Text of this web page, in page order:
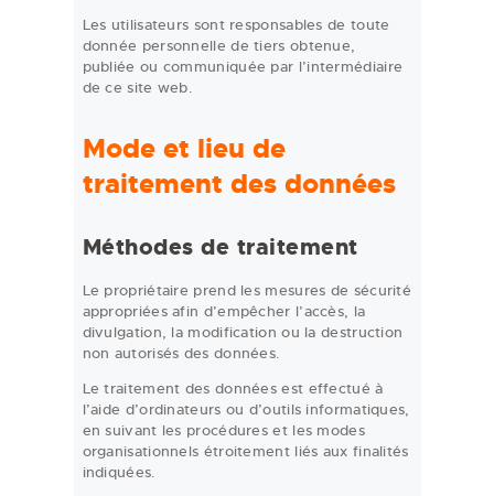
Les utilisateurs sont responsables de toute
donnée personnelle de tiers obtenue,
publiée ou communiquée par l’intermédiaire
de ce site web.
Mode et lieu de
traitement des données
Méthodes de traitement
Le propriétaire prend les mesures de sécurité
appropriées afin d’empêcher l’accès, la
divulgation, la modification ou la destruction
non autorisés des données.
Le traitement des données est effectué à
l’aide d’ordinateurs ou d’outils informatiques,
en suivant les procédures et les modes
organisationnels étroitement liés aux finalités
indiquées.